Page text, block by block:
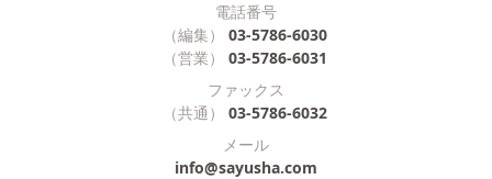
電話番号
（編集）
03-5786-6030
（営業）
03-5786-6031
ファックス
（共通）
03-5786-6032
メール
info@sayusha.com